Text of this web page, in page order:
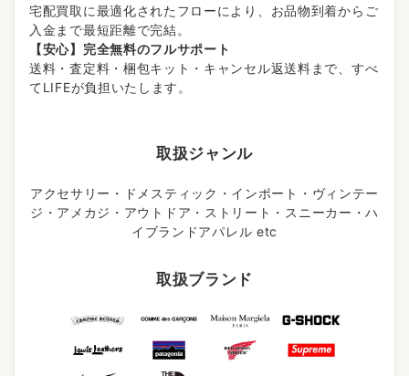
宅配買取に最適化されたフローにより、お品物到着からご
入金まで最短距離で完結。
【安心】完全無料のフルサポート
送料・査定料・梱包キット・キャンセル返送料まで、すべ
てLIFEが負担いたします。
取扱ジャンル
アクセサリー・ドメスティック・インポート・ヴィンテー
ジ・アメカジ・アウトドア・ストリート・スニーカー・ハ
イブランドアパレル etc
取扱ブランド